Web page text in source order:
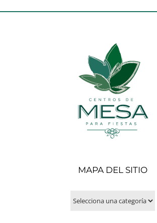
MAPA DEL SITIO